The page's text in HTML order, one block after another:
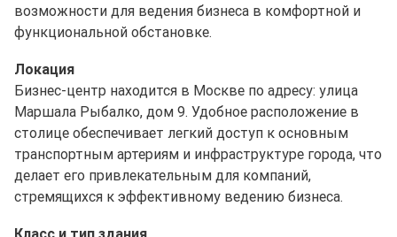
возможности для ведения бизнеса в комфортной и
функциональной обстановке.
Локация
Бизнес-центр находится в Москве по адресу: улица
Маршала Рыбалко, дом 9. Удобное расположение в
столице обеспечивает легкий доступ к основным
транспортным артериям и инфраструктуре города, что
делает его привлекательным для компаний,
стремящихся к эффективному ведению бизнеса.